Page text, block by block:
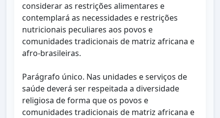
considerar as restrições alimentares e
contemplará as necessidades e restrições
nutricionais peculiares aos povos e
comunidades tradicionais de matriz africana e
afro-brasileiras.
Parágrafo único. Nas unidades e serviços de
saúde deverá ser respeitada a diversidade
religiosa de forma que os povos e
comunidades tradicionais de matriz africana e